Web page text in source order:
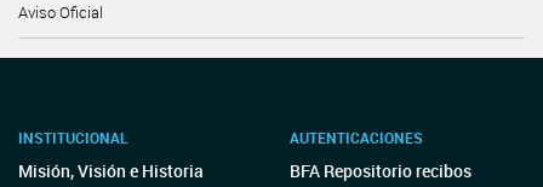
Aviso Oficial
INSTITUCIONAL
Misión, Visión e Historia
AUTENTICACIONES
BFA Repositorio recibos